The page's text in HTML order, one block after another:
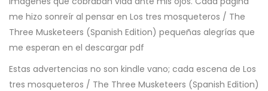
me hizo sonreír al pensar en Los tres mosqueteros / The
Three Musketeers (Spanish Edition) pequeñas alegrías que
me esperan en el descargar pdf
Estas advertencias no son kindle vano; cada escena de Los
tres mosqueteros / The Three Musketeers (Spanish Edition)